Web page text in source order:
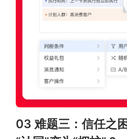
03 难题三：信任之